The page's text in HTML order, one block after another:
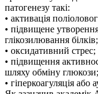
патогенезу такі:
• активація
• підвищене
глікозилювання білків;
• оксидативний стрес;
• підвищення
шляху обміну глюкози;
• гіперкоагуляція або